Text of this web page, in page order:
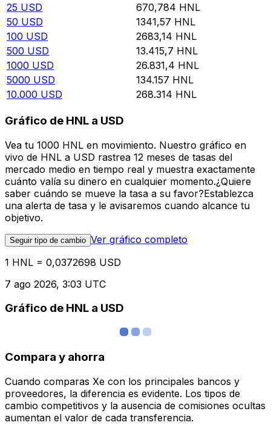
25 USD 670,784 HNL
50 USD 1341,57 HNL
100 USD 2683,14 HNL
500 USD 13.415,7 HNL
1000 USD 26.831,4 HNL
5000 USD 134.157 HNL
10.000 USD 268.314 HNL
Gráfico de HNL a USD
Vea tu 1000 HNL en movimiento. Nuestro gráfico en
vivo de HNL a USD rastrea 12 meses de tasas del
mercado medio en tiempo real y muestra exactamente
cuánto valía su dinero en cualquier momento.¿Quiere
saber cuándo se mueve la tasa a su favor?Establezca
una alerta de tasa y le avisaremos cuando alcance tu
objetivo.
Seguir tipo de cambio Ver gráfico completo
1 HNL = 0,0372698 USD
7 ago 2026, 3:03 UTC
Gráfico de HNL a USD
Compara y ahorra
Cuando comparas Xe con los principales bancos y
proveedores, la diferencia es evidente. Los tipos de
cambio competitivos y la ausencia de comisiones ocultas
aumentan el valor de cada transferencia.